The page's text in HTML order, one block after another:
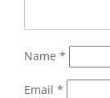
Name *
Email *